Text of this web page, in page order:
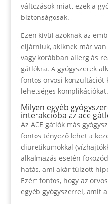
változások miatt ezek a
biztonságosak.
Ezen kívül azoknak az
eljárniuk, akiknek már
vagy korábban allergiás
gátlókra. A gyógyszerek
fontos orvosi konzultációt
lehetséges komplikációkat.
Milyen egyéb
interakcióba az ace
Az ACE gátlók más
fontos tényező lehet a
diuretikumokkal
alkalmazás esetén
hatás, ami akár túlzott
Ezért fontos, hogy az
egyéb gyógyszerrel, amit